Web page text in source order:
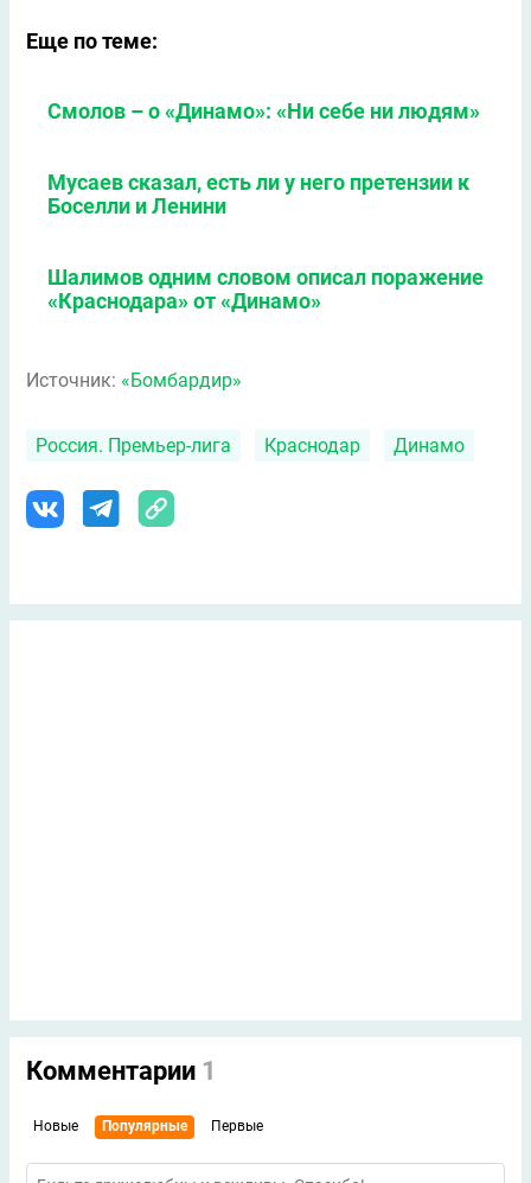
Еще по теме:
Смолов – о «Динамо»: «Ни себе ни людям»
Мусаев сказал, есть ли у него претензии к
Боселли и Ленини
Шалимов одним словом описал поражение
«Краснодара» от «Динамо»
Источник: «Бомбардир»
Россия. Премьер-лига Краснодар Динамо
Комментарии 1
Новые Популярные Первые